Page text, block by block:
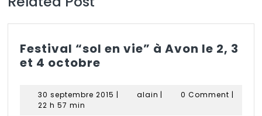
Festival “sol en vie” à Avon le 2, 3
et 4 octobre
en
30 septembre 2015 30
| alain alain
| 0 Comment |
22 h 57 min